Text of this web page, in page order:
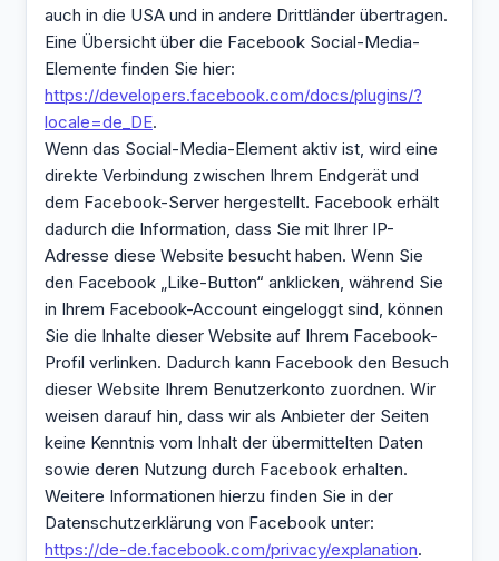
auch in die USA und in andere Drittländer übertragen.
Eine Übersicht über die Facebook Social-Media-
Elemente finden Sie hier:
https://developers.facebook.com/docs/plugins/?
locale=de_DE.
Wenn das Social-Media-Element aktiv ist, wird eine
direkte Verbindung zwischen Ihrem Endgerät und
dem Facebook-Server hergestellt. Facebook erhält
dadurch die Information, dass Sie mit Ihrer IP-
Adresse diese Website besucht haben. Wenn Sie
den Facebook „Like-Button“ anklicken, während Sie
in Ihrem Facebook-Account eingeloggt sind, können
Sie die Inhalte dieser Website auf Ihrem Facebook-
Profil verlinken. Dadurch kann Facebook den Besuch
dieser Website Ihrem Benutzerkonto zuordnen. Wir
weisen darauf hin, dass wir als Anbieter der Seiten
keine Kenntnis vom Inhalt der übermittelten Daten
sowie deren Nutzung durch Facebook erhalten.
Weitere Informationen hierzu finden Sie in der
Datenschutzerklärung von Facebook unter:
https://de-de.facebook.com/privacy/explanation.